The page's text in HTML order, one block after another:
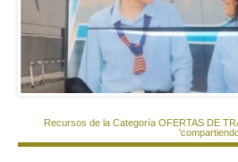
Recursos de la Categoría OFERTAS DE